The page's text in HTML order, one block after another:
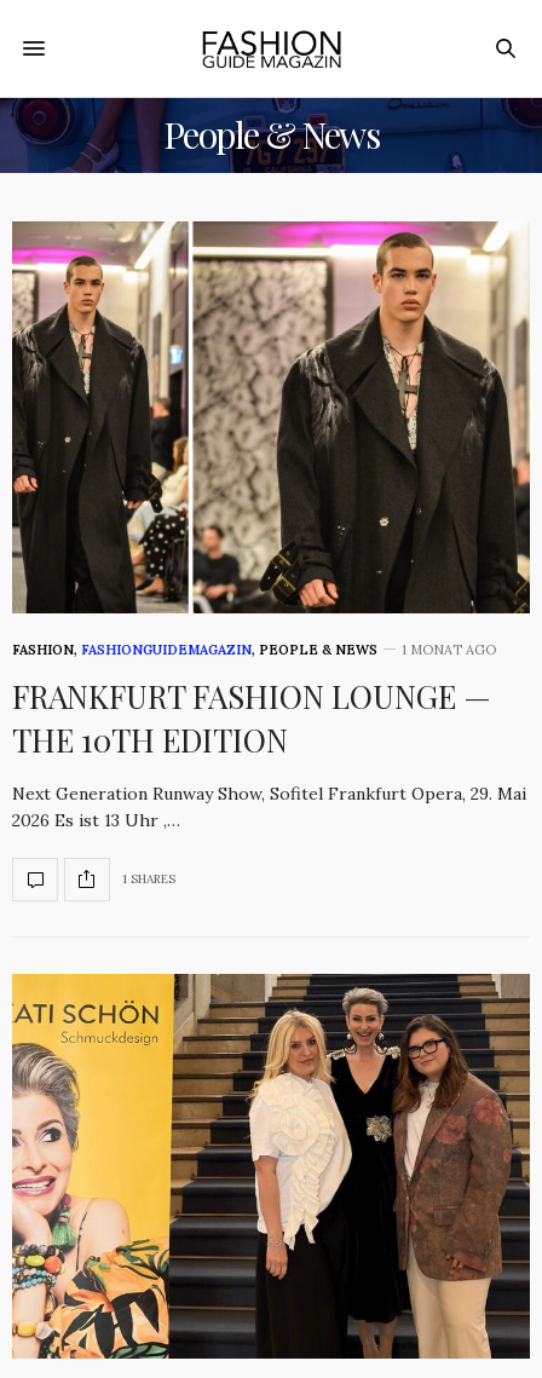
People & News
FASHION, FASHIONGUIDEMAGAZIN, PEOPLE & NEWS 1 MONAT AGO
FRANKFURT FASHION LOUNGE —
THE 10TH EDITION
Next Generation Runway Show, Sofitel Frankfurt Opera, 29. Mai
2026 Es ist 13 Uhr ,…
1 SHARES